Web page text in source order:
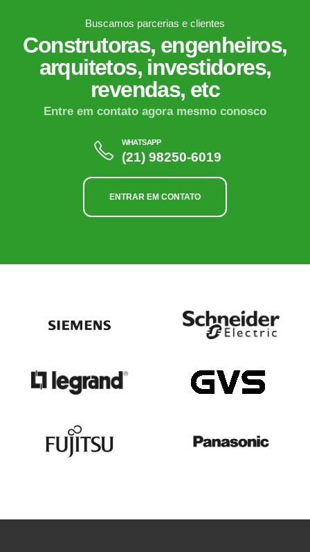
Buscamos parcerias e clientes
Construtoras, engenheiros,
arquitetos, investidores,
revendas, etc
Entre em contato agora mesmo conosco
WHATSAPP
(21) 98250-6019
ENTRAR EM CONTATO